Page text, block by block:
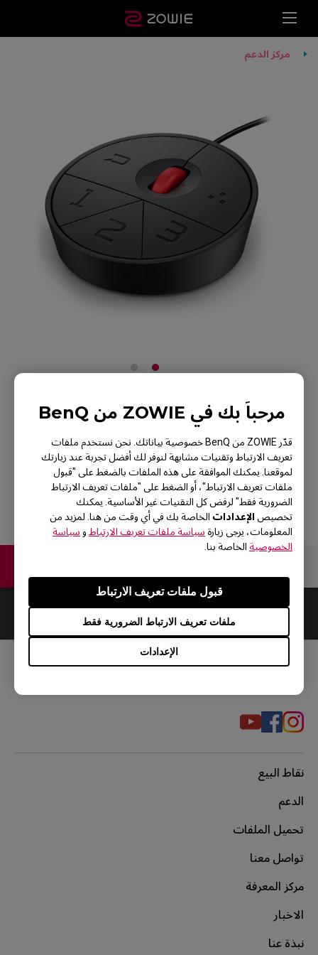
مرحباً بك في ZOWIE من BenQ
قدّر ZOWIE من BenQ خصوصية بياناتك. نحن نستخدم ملفات
تعريف الارتباط وتقنيات مشابهة لنوفر لك أفضل تجربة عند زيارتك
لموقعنا. يمكنك الموافقة على هذه الملفات بالضغط على "قبول
ملفات تعريف الارتباط"، أو الضغط على "ملفات تعريف الارتباط
الضرورية فقط" لرفض كل التقنيات غير الأساسية. يمكنك
تخصيص الإعدادات الخاصة بك في أي وقت من هنا. لمزيد من
المعلومات، يرجى زيارة سياسة ملفات تعريف الارتباط و سياسة
الخصوصية الخاصة بنا.
الإعدادات
ملفات تعريف الارتباط الضرورية فقط
قبول ملفات تعريف الارتباط
مركز الدعم
ZOWIE XS250 - مفتاح
S لشاشة XL-K
الرجوع إلى المنتجات
0 Results
Default
نقاط البيع
الدعم
تحميل الملفات
تواصل معنا
مركز المعرفة
الاخبار
نبذة عنا